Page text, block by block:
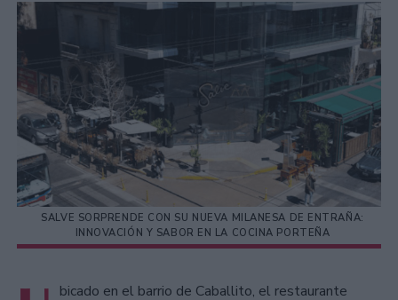
SALVE SORPRENDE CON SU NUEVA MILANESA DE ENTRAÑA:
INNOVACIÓN Y SABOR EN LA COCINA PORTEÑA
bicado en el barrio de Caballito, el restaurante